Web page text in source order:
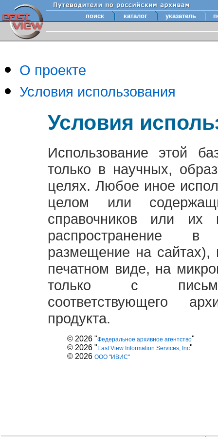
поиск каталог указатель
О проекте
Условия использования
Условия
Использование этой
только в научных,
целях. Любое иное
целом или
справочников или их
распространение
размещение на
печатном виде, на
только с
соответствующего
продукта.
© 2026 "Федеральное архивное агентство"
© 2026 " East View Information Services, Inc"
© 2026 ООО "ИВИС"